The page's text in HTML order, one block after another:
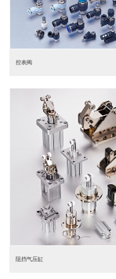
东莞松下PLC
松下人机界面DP10...